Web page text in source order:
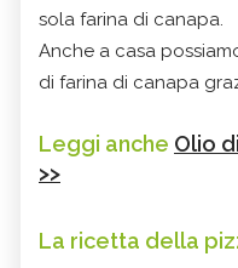
sola farina di canapa.
Anche a casa
di farina di canapa
Leggi anche Olio
>>
La ricetta della